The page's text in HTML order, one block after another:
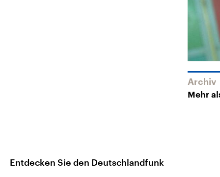
Archiv
Mehr
Entdecken Sie den Deutschlandfunk